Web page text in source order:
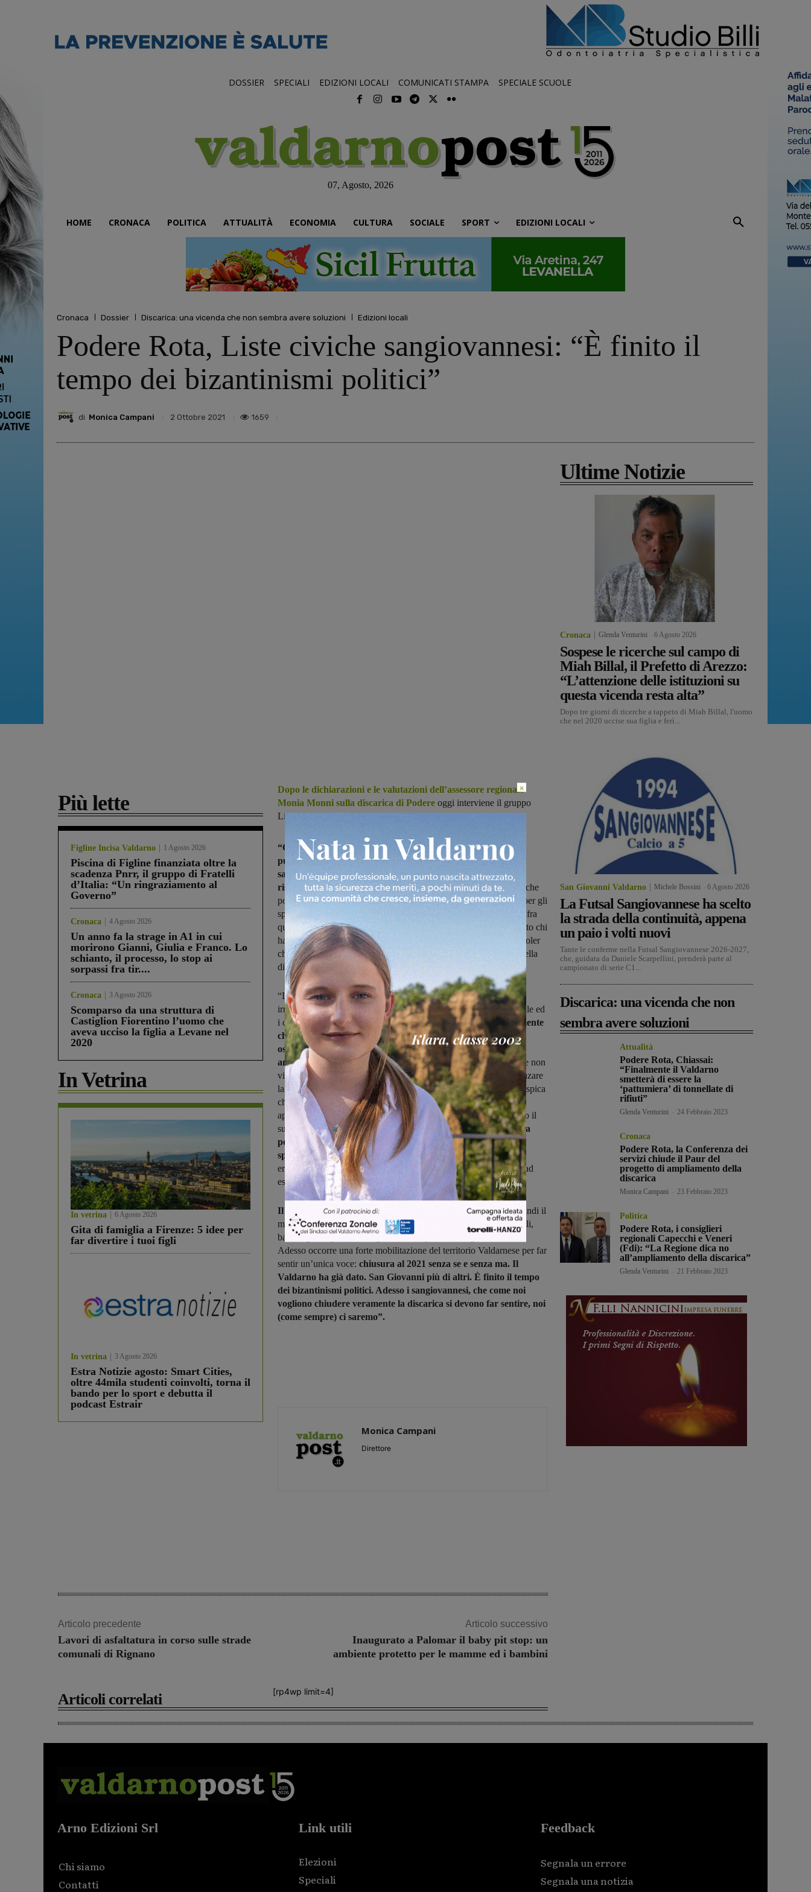
DOSSIER SPECIALI EDIZIONI LOCALI COMUNICATI STAMPA SPECIALE SCUOLE
07, Agosto, 2026
HOME CRONACA POLITICA ATTUALITÀ ECONOMIA CULTURA SOCIALE SPORT EDIZIONI LOCALI
Cronaca Dossier Discarica: una vicenda che non sembra avere soluzioni Edizioni locali
Podere Rota, Liste civiche sangiovannesi: “È finito il
tempo dei bizantinismi politici”
di Monica Campani 2 Ottobre 2021 1659
Più lette
Figline Incisa Valdarno 1 Agosto 2026
Piscina di Figline finanziata oltre la
scadenza Pnrr, il gruppo di Fratelli
d’Italia: “Un ringraziamento al
Governo”
Cronaca 4 Agosto 2026
Un anno fa la strage in A1 in cui
morirono Gianni, Giulia e Franco. Lo
schianto, il processo, lo stop ai
sorpassi fra tir....
Cronaca 3 Agosto 2026
Scomparso da una struttura di
Castiglion Fiorentino l’uomo che
aveva ucciso la figlia a Levane nel
2020
In Vetrina
In vetrina 6 Agosto 2026
Gita di famiglia a Firenze: 5 idee per
far divertire i tuoi figli
In vetrina 3 Agosto 2026
Estra Notizie agosto: Smart Cities,
oltre 44mila studenti coinvolti, torna il
bando per lo sport e debutta il
podcast Estrair
Dopo le dichiarazioni e le valutazioni dell’assessore regionale
Monia Monni sulla discarica di Podere oggi interviene il gruppo
Liste civiche sangiovannesi.
“Quindi la mozione su Podere Rota votata in Regione e così
pubblicizzata da 5stelle e PD non solo non è utile (e questo la
sapevamo), ma dopo l’intervento di ieri dell’assessore Monni
rischia di divenire dannosa. La mozione certifica politicamente che
possono verificarsi due ‘chiusure’, una per i rifiuti urbani ed una per gli
speciali. La prima ci dicono forse entro il 2021, la seconda chissà fra
quanto. In pratica non prendendo posizione sul nuovo ampliamento chi
ha votato tale mozione (PD e 5stelle) di fatto vuol far credere di voler
chiudere Podere Rota, mentre invece rischia di allungare la vita della
discarica per diversi lustri”.
“L’assessore regionale all’ambiente Monni, lo stesso che
irrispettosamente ha rifiutato il confronto con il Consiglio comunale ed
i cittadini sangiovannesi lo scordo luglio, ieri ha detto candidamente
che sarebbe un’occasione persa non riservarsi una quota per
ospitare invece rifiuti prodotti dal territorio in caso di
ampliamento sui rifiuti speciali. Ecco il dado è tratto: Monni che non
viene al confronto con i cittadini perché dice di non volere influenzare
la decisione dell’ampliamento, in realtà lo auspica e soprattutto auspica
che per il Valdarno sia ancora Podere Rota la discarica da tenere
aperta. Ed oggi conferma che l’ampliamento (che continua spedito il
suo iter nonostante le indagini in corso sugli inquinanti)porterà la
possibilità non solo di allungare la vita di Podere Rota per gli
speciali, ma anche per gli urbani. E quando ci sarà qualche
emergenza in altri territori sui rifiuti il nostro territorio continuerà ad
essere pattumiera di altri”.
Il gruppo Liste civiche sangiovannesi conclude : “E’ venuto quindi il
momento di dire basta. Basta a indagini pubbliche purtroppo inutili,
basta a gite supine alla Regione a farsi prendere in giro da Monni.
Adesso occorre una forte mobilitazione del territorio Valdarnese per far
sentir un’unica voce: chiusura al 2021 senza se e senza ma. Il
Valdarno ha già dato. San Giovanni più di altri. È finito il tempo
dei bizantinismi politici. Adesso i sangiovannesi, che come noi
vogliono chiudere veramente la discarica si devono far sentire, noi
(come sempre) ci saremo”.
Monica Campani
Direttore
Articolo precedente
Lavori di asfaltatura in corso sulle strade
comunali di Rignano
Articolo successivo
Inaugurato a Palomar il baby pit stop: un
ambiente protetto per le mamme ed i bambini
[rp4wp limit=4]
Articoli correlati
Ultime Notizie
Cronaca Glenda Venturini 6 Agosto 2026
Sospese le ricerche sul campo di
Miah Billal, il Prefetto di Arezzo:
“L’attenzione delle istituzioni su
questa vicenda resta alta”
Dopo tre giorni di ricerche a tappeto di Miah Billal, l'uomo
che nel 2020 uccise sua figlia e ferì...
San Giovanni Valdarno Michele Bossini 6 Agosto 2026
La Futsal Sangiovannese ha scelto
la strada della continuità, appena
un paio i volti nuovi
Tante le conferme nella Futsal Sangiovannese 2026-2027,
che, guidata da Daniele Scarpellini, prenderà parte al
campionato di serie C1...
Discarica: una vicenda che non
sembra avere soluzioni
Attualità
Podere Rota, Chiassai:
“Finalmente il Valdarno
smetterà di essere la
‘pattumiera’ di tonnellate di
rifiuti”
Glenda Venturini 24 Febbraio 2023
Cronaca
Podere Rota, la Conferenza dei
servizi chiude il Paur del
progetto di ampliamento della
discarica
Monica Campani 23 Febbraio 2023
Politica
Podere Rota, i consiglieri
regionali Capecchi e Veneri
(Fdi): “La Regione dica no
all’ampliamento della discarica”
Glenda Venturini 21 Febbraio 2023
Arno Edizioni Srl
Chi siamo
Contatti
Link utili
Elezioni
Speciali
Feedback
Segnala un errore
Segnala una notizia
×